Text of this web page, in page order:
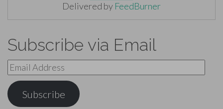
Delivered by FeedBurner
Subscribe via Email
Email
Address
Subscribe